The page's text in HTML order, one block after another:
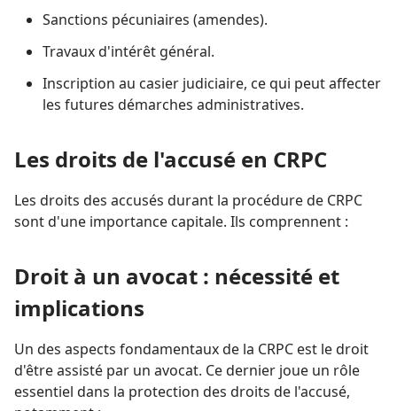
Sanctions pécuniaires (amendes).
Travaux d'intérêt général.
Inscription au casier judiciaire, ce qui peut affecter
les futures démarches administratives.
Les droits de l'accusé en CRPC
Les droits des accusés durant la procédure de CRPC
sont d'une importance capitale. Ils comprennent :
Droit à un avocat : nécessité et
implications
Un des aspects fondamentaux de la CRPC est le droit
d'être assisté par un avocat. Ce dernier joue un rôle
essentiel dans la protection des droits de l'accusé,